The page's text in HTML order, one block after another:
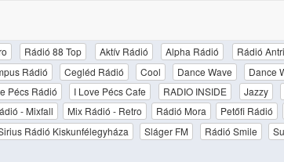
Rádió 88 Top Aktív Rádió Alpha Rádió Rádió
Rádió Cegléd Rádió Cool Dance Wave Dance
Pécs Rádió I Love Pécs Cafe RADIO INSIDE Jazzy
- Mixfall Mix Rádió - Retro Rádió Mora Petőfi Rádió
Rádió Kiskunfélegyháza Sláger FM Rádió Smile